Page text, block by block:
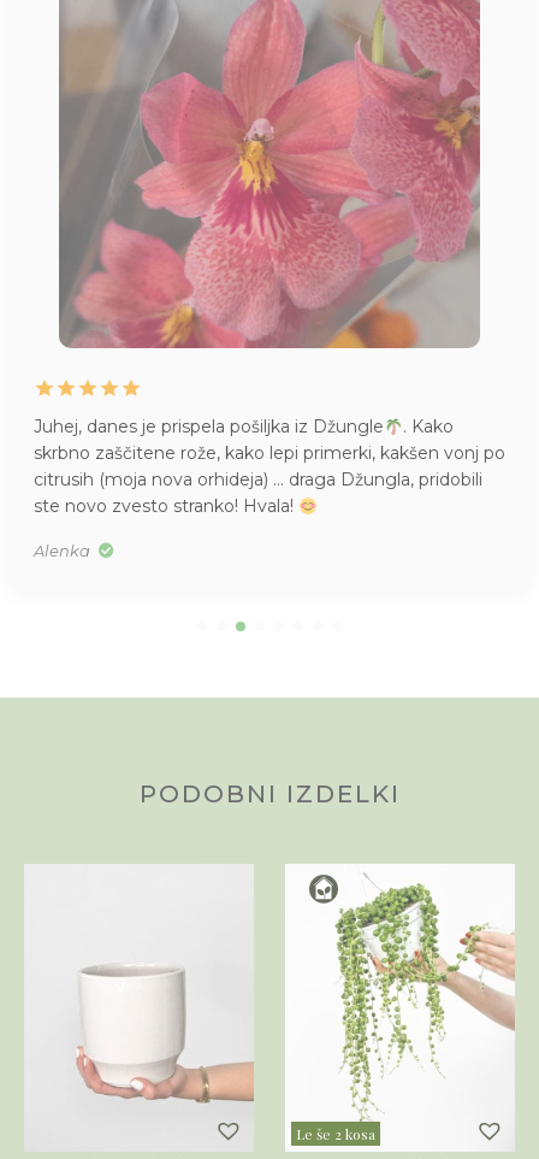
Juhej, danes je prispela pošiljka iz Džungle
. Kako
skrbno zaščitene rože, kako lepi primerki, kakšen vonj po
citrusih (moja nova orhideja) … draga Džungla, pridobili
ste novo zvesto stranko! Hvala!
Alenka
PODOBNI IZDELKI
Le še 2 kosa